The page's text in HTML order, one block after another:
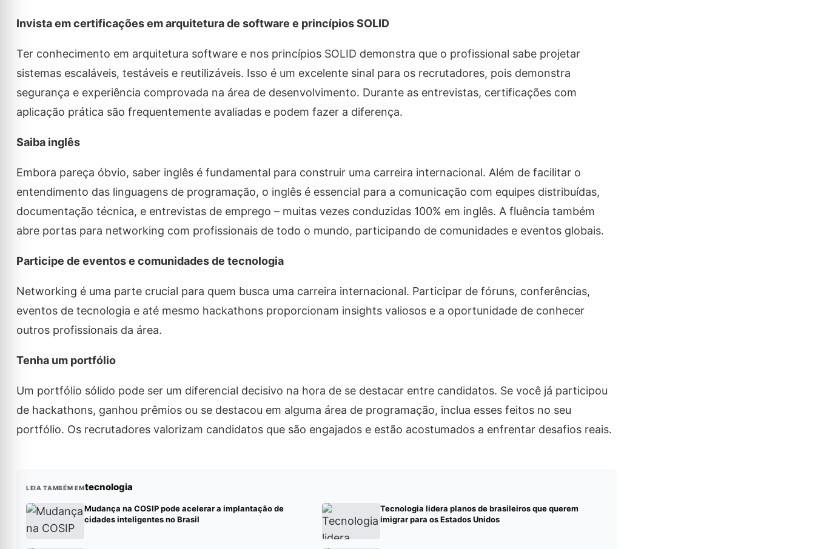
Invista em certificações em arquitetura de software e princípios SOLID
Ter conhecimento em arquitetura software e nos princípios SOLID demonstra que o profissional sabe projetar
sistemas escaláveis, testáveis e reutilizáveis. Isso é um excelente sinal para os recrutadores, pois demonstra
segurança e experiência comprovada na área de desenvolvimento. Durante as entrevistas, certificações com
aplicação prática são frequentemente avaliadas e podem fazer a diferença.
Saiba inglês
Embora pareça óbvio, saber inglês é fundamental para construir uma carreira internacional. Além de facilitar o
entendimento das linguagens de programação, o inglês é essencial para a comunicação com equipes distribuídas,
documentação técnica, e entrevistas de emprego – muitas vezes conduzidas 100% em inglês. A fluência também
abre portas para networking com profissionais de todo o mundo, participando de comunidades e eventos globais.
Participe de eventos e comunidades de tecnologia
Networking é uma parte crucial para quem busca uma carreira internacional. Participar de fóruns, conferências,
eventos de tecnologia e até mesmo hackathons proporcionam insights valiosos e a oportunidade de conhecer
outros profissionais da área.
Tenha um portfólio
Um portfólio sólido pode ser um diferencial decisivo na hora de se destacar entre candidatos. Se você já participou
de hackathons, ganhou prêmios ou se destacou em alguma área de programação, inclua esses feitos no seu
portfólio. Os recrutadores valorizam candidatos que são engajados e estão acostumados a enfrentar desafios reais.
LEIA TAMBÉM EMtecnologia
Mudança na COSIP pode acelerar a implantação de
cidades inteligentes no Brasil
Tecnologia lidera planos de brasileiros que querem
imigrar para os Estados Unidos